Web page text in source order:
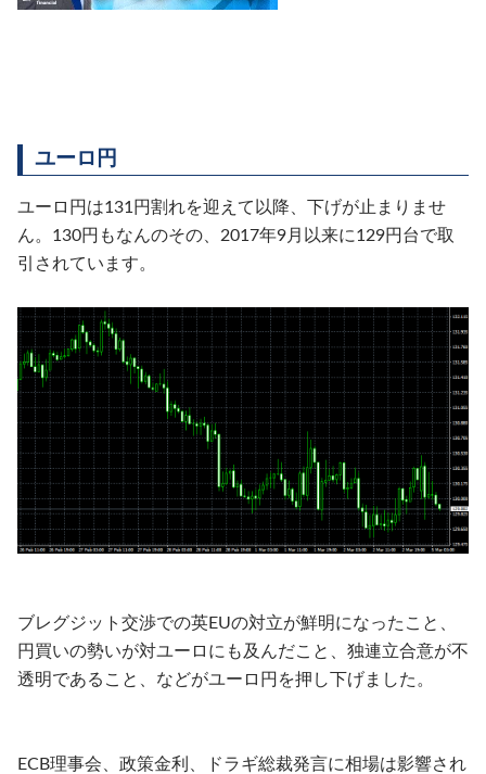
ユーロ円
ユーロ円は131円割れを迎えて以降、下げが止まりませ
ん。130円もなんのその、2017年9月以来に129円台で取
引されています。
ブレグジット交渉での英EUの対立が鮮明になったこと、
円買いの勢いが対ユーロにも及んだこと、独連立合意が不
透明であること、などがユーロ円を押し下げました。
ECB理事会、政策金利、ドラギ総裁発言に相場は影響され